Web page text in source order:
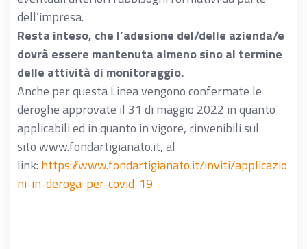
dell’impresa.
Resta inteso, che l’adesione del/delle azienda/e
dovrà essere mantenuta almeno sino al termine
delle attività di monitoraggio.
Anche per questa Linea vengono confermate le
deroghe approvate il 31 di maggio 2022 in quanto
applicabili ed in quanto in vigore, rinvenibili sul
sito www.fondartigianato.it, al
link: https://www.fondartigianato.it/inviti/applicazio
ni-in-deroga-per-covid-19